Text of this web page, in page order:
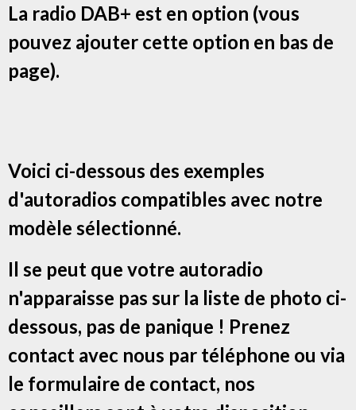
La radio DAB+ est en option (vous
pouvez ajouter cette option en bas de
page).
Voici ci-dessous des exemples
d'autoradios compatibles avec notre
modèle sélectionné.
Il se peut que votre autoradio
n'apparaisse pas sur la liste de photo ci-
dessous, pas de panique ! Prenez
contact avec nous par téléphone ou via
le formulaire de contact, nos